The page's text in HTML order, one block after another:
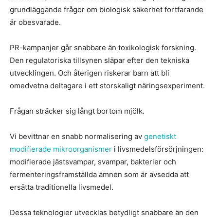
grundläggande frågor om biologisk säkerhet fortfarande
är obesvarade.
PR-kampanjer går snabbare än toxikologisk forskning.
Den regulatoriska tillsynen släpar efter den tekniska
utvecklingen. Och återigen riskerar barn att bli
omedvetna deltagare i ett storskaligt näringsexperiment.
Frågan sträcker sig långt bortom mjölk.
Vi bevittnar en snabb normalisering av genetiskt
modifierade mikroorganismer i livsmedelsförsörjningen:
modifierade jästsvampar, svampar, bakterier och
fermenteringsframställda ämnen som är avsedda att
ersätta traditionella livsmedel.
Dessa teknologier utvecklas betydligt snabbare än den